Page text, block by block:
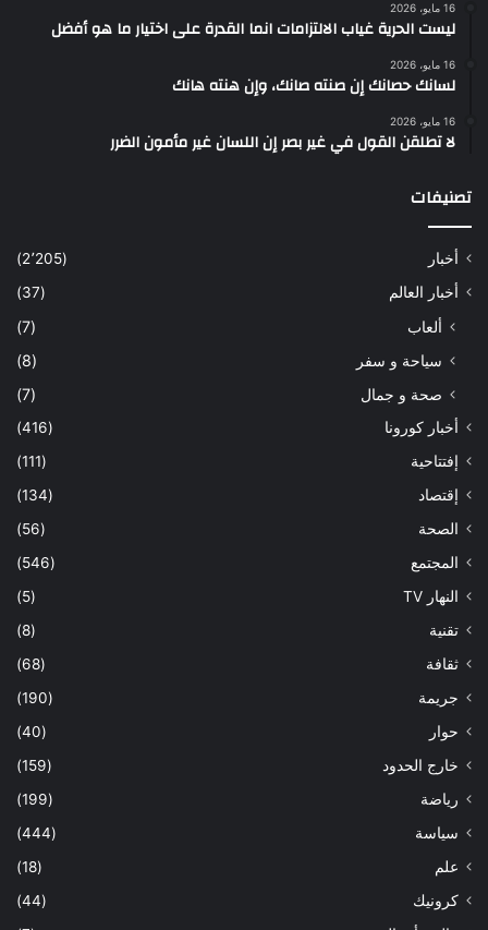
16 مايو، 2026
ليست الحرية غياب الالتزامات انما القدرة على اختيار ما هو أفضل
16 مايو، 2026
لسانك حصانك إن صنته صانك، وإن هنته هانك
16 مايو، 2026
لا تطلقن القول في غير بصر إن اللسان غير مأمون الضرر
تصنيفات
أخبار
(2٬205)
أخبار العالم
(37)
ألعاب
(7)
سياحة و سفر
(8)
صحة و جمال
(7)
أخبار كورونا
(416)
إفتتاحية
(111)
إقتصاد
(134)
الصحة
(56)
المجتمع
(546)
النهار TV
(5)
تقنية
(8)
ثقافة
(68)
جريمة
(190)
حوار
(40)
خارج الحدود
(159)
رياضة
(199)
سياسة
(444)
علم
(18)
كرونيك
(44)